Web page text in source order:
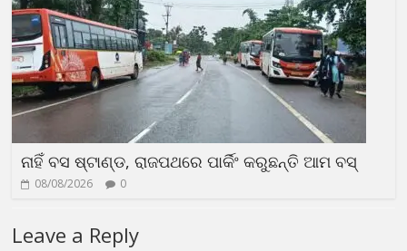
ନାହିଁ ବସ ଷ୍ଟାଣ୍ଡ, ରାଜପଥରେ ପାର୍କିଂ କରୁଛନ୍ତି ଆମ ବସ୍
08/08/2026 0
Leave a Reply